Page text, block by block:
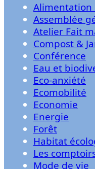
Alimentation
Assemblée
Atelier Fait
Compost &
Conférence
Eau et
Eco-anxiété
Ecomobilité
Economie
Energie
Forêt
Habitat
Les
Mode de vie